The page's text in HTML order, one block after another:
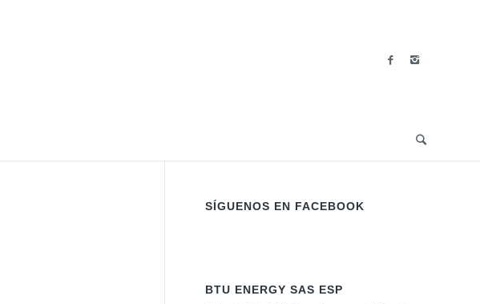
SÍGUENOS EN FACEBOOK
BTU ENERGY SAS ESP